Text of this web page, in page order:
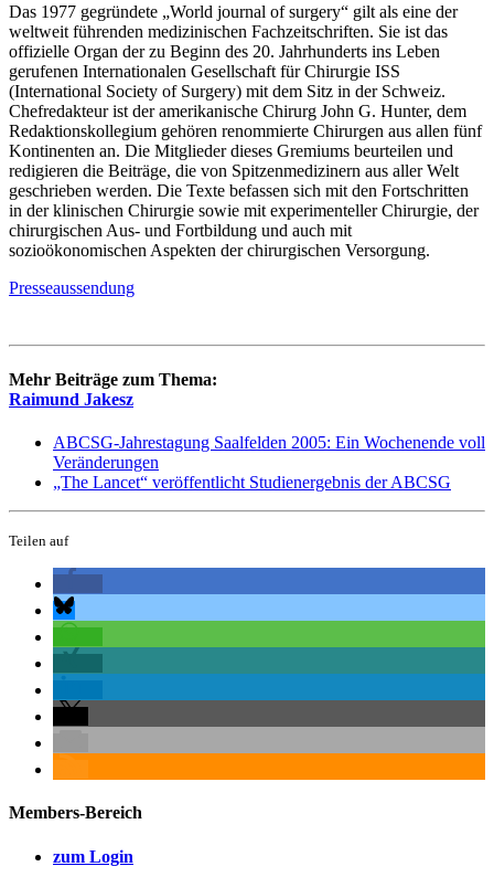
Das 1977 gegründete „World journal of surgery“ gilt als eine der
weltweit führenden medizinischen Fachzeitschriften. Sie ist das
offizielle Organ der zu Beginn des 20. Jahrhunderts ins Leben
gerufenen Internationalen Gesellschaft für Chirurgie ISS
(International Society of Surgery) mit dem Sitz in der Schweiz.
Chefredakteur ist der amerikanische Chirurg John G. Hunter, dem
Redaktionskollegium gehören renommierte Chirurgen aus allen fünf
Kontinenten an. Die Mitglieder dieses Gremiums beurteilen und
redigieren die Beiträge, die von Spitzenmedizinern aus aller Welt
geschrieben werden. Die Texte befassen sich mit den Fortschritten
in der klinischen Chirurgie sowie mit experimenteller Chirurgie, der
chirurgischen Aus- und Fortbildung und auch mit
sozioökonomischen Aspekten der chirurgischen Versorgung.
Presseaussendung
Mehr Beiträge zum Thema:
Raimund Jakesz
ABCSG-Jahrestagung Saalfelden 2005: Ein Wochenende voll
Veränderungen
„The Lancet“ veröffentlicht Studienergebnis der ABCSG
Teilen auf
Members-Bereich
zum Login